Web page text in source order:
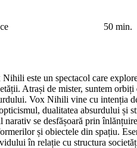
50 min.
Nihili este un spectacol care
Atrași de mister, suntem
Vox Nihili vine cu intenția
dualitatea absurdului și
narativ se desfășoară prin
și obiectele din spațiu.
în relație cu structura